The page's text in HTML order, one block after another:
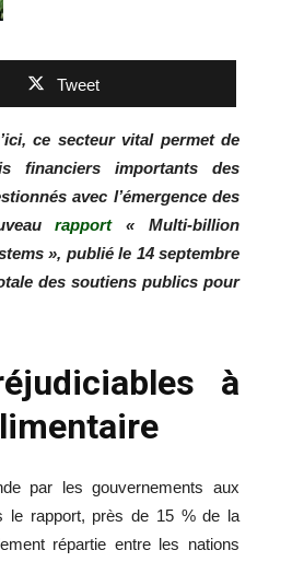
Tweet
ce secteur vital permet de
financiers importants des
avec l’émergence des
rapport« Multi-billion
», publié le 14 septembre
des soutiens publics pour
à
par les gouvernements aux
le rapport, près de 15 % de la
répartie entre les nations